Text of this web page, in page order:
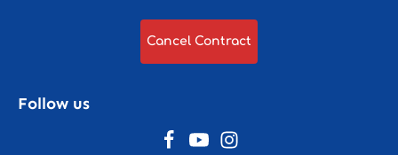
Cancel Contract
Follow us